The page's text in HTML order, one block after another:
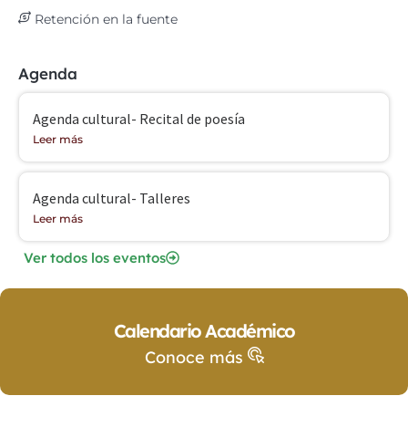
Retención en la fuente
Agenda
Agenda cultural- Recital de poesía
Leer más
Agenda cultural- Talleres
Leer más
Ver todos los eventos
Calendario Académico
Conoce más